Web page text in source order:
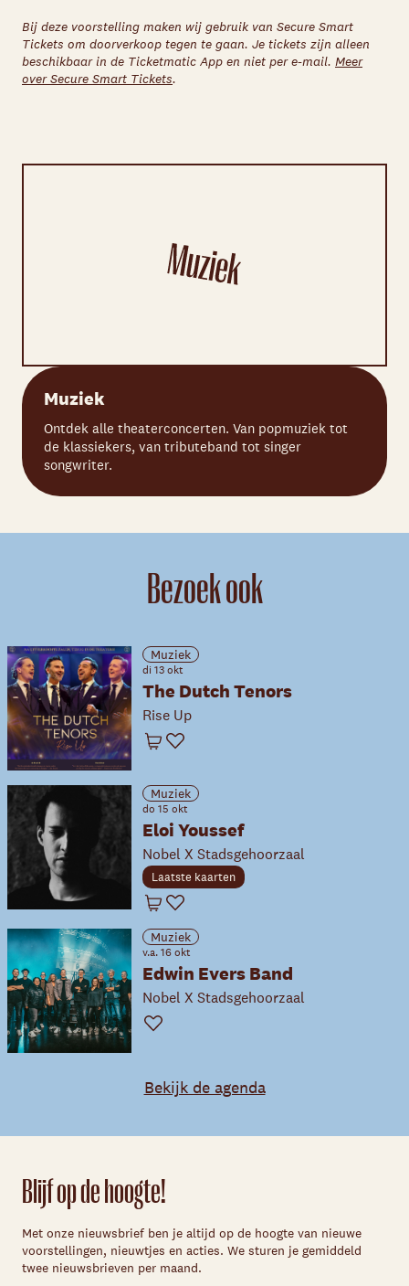
Bij deze voorstelling maken wij gebruik van Secure Smart
Tickets om doorverkoop tegen te gaan. Je tickets zijn alleen
beschikbaar in de Ticketmatic App en niet per e-mail. Meer
over Secure Smart Tickets.
Muziek
Ontdek alle theaterconcerten. Van popmuziek tot
de klassiekers, van tributeband tot singer
songwriter.
Bezoek ook
Muziek
di 13 okt
The Dutch Tenors
Rise Up
Winkelwagen
Favoriet
Muziek
do 15 okt
Eloi Youssef
Nobel X Stadsgehoorzaal
Laatste kaarten
Winkelwagen
Favoriet
Muziek
v.a. 16 okt
Edwin Evers Band
Nobel X Stadsgehoorzaal
Favoriet
Bekijk de agenda
Blijf op de hoogte!
Met onze nieuwsbrief ben je altijd op de hoogte van nieuwe
voorstellingen, nieuwtjes en acties. We sturen je gemiddeld
twee nieuwsbrieven per maand.